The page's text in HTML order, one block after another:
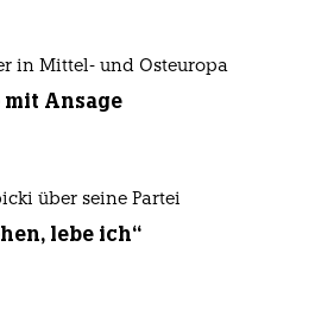
in Mittel- und Osteuropa
Ansage
über seine Partei
lebe ich“